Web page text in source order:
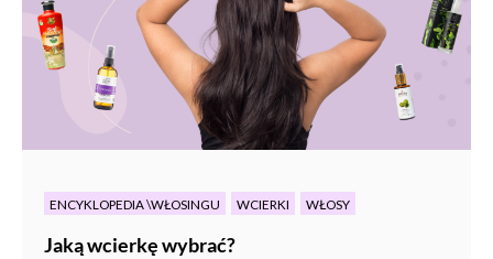
ENCYKLOPEDIA \WŁOSINGU WCIERKI WŁOSY
Jaką wcierkę wybrać?